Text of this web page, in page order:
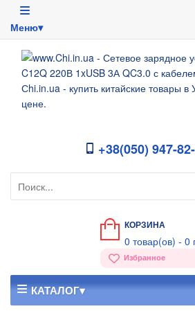
Меню▾
+38(050) 947-
КОРЗИНА
0 товар(ов) - 0
Избранное
КАТАЛОГ▾